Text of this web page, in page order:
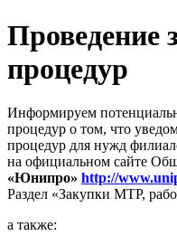
Проведение
процедур
Информируем
процедур о том, что
процедур для нужд
на официальном сайте
«Юнипро» http://
Раздел «Закупки МТР,
а также: